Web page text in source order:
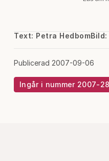
Text: Petra Hedbom
Publicerad 2007-09-06
Ingår i nummer 2007-28